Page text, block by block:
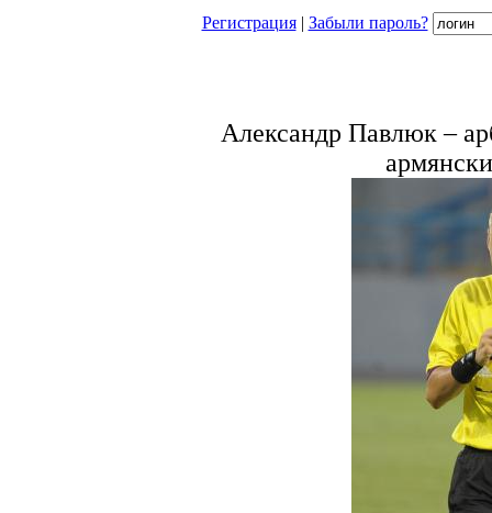
Регистрация| Забыли пароль?
Александр Павлюк –